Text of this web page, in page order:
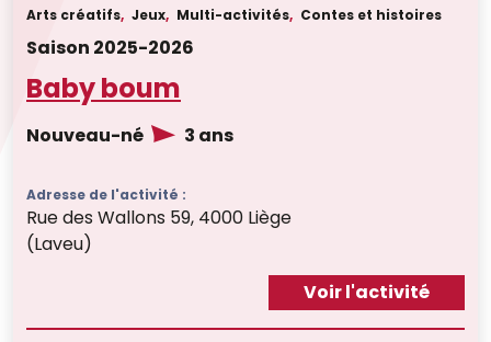
Arts créatifs, Jeux, Multi-activités, Contes et histoires
Saison 2025-2026
Baby boum
Nouveau-né 3 ans
Adresse de l'activité :
Rue des Wallons 59, 4000 Liège
(Laveu)
Voir l'activité